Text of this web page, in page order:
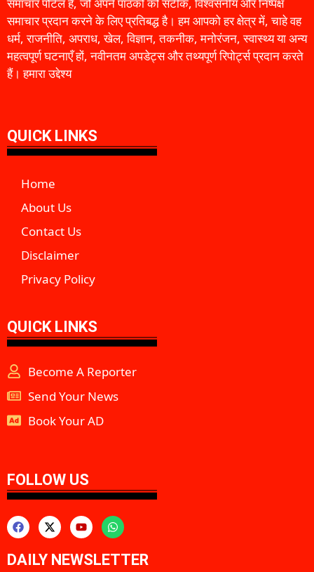
समाचार पोर्टल है, जो अपने पाठकों को सटीक, विश्वसनीय और निष्पक्ष
समाचार प्रदान करने के लिए प्रतिबद्ध है। हम आपको हर क्षेत्र में, चाहे वह
धर्म, राजनीति, अपराध, खेल, विज्ञान, तकनीक, मनोरंजन, स्वास्थ्य या अन्य
महत्वपूर्ण घटनाएँ हों, नवीनतम अपडेट्स और तथ्यपूर्ण रिपोर्ट्स प्रदान करते
हैं। हमारा उद्देश्य
QUICK LINKS
Home
About Us
Contact Us
Disclaimer
Privacy Policy
QUICK LINKS
Become A Reporter
Send Your News
Book Your AD
FOLLOW US
DAILY NEWSLETTER